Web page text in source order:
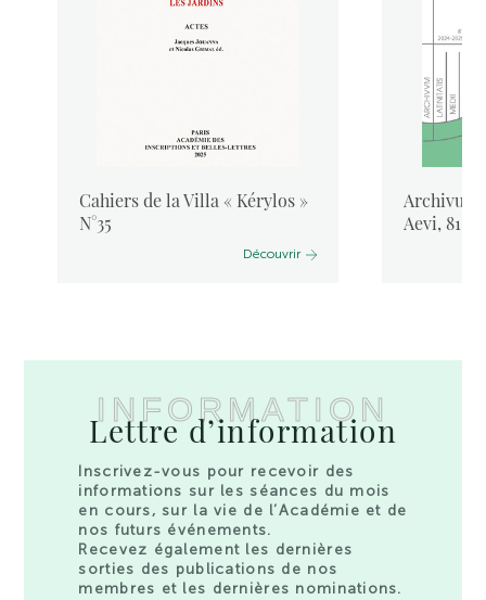
Cahiers de la Villa « Kérylos »
N°35
Découvrir
Aevi, 81,
INFORMATION
Lettre d’information
Inscrivez-vous pour recevoir des
informations sur les séances du mois
en cours, sur la vie de l’Académie et de
nos futurs événements.
Recevez également les dernières
sorties des publications de nos
membres et les dernières nominations.